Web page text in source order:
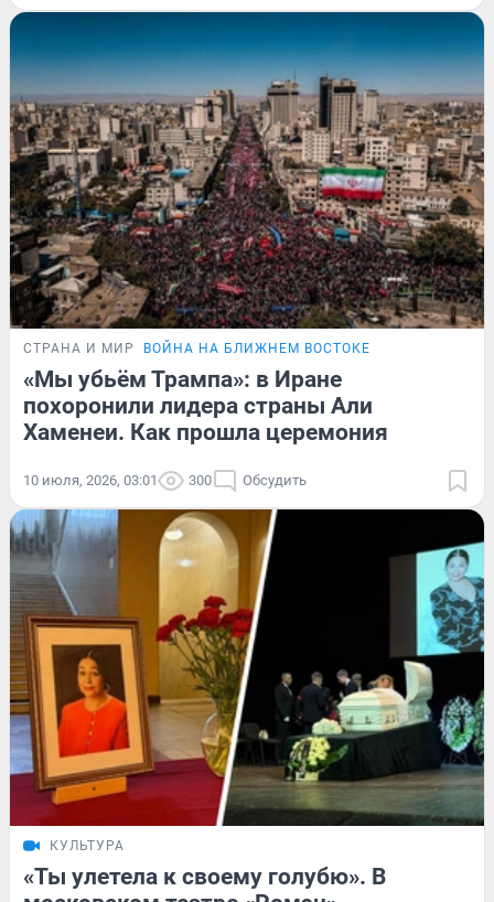
СТРАНА И МИР ВОЙНА НА БЛИЖНЕМ ВОСТОКЕ
«Мы убьём Трампа»: в Иране
похоронили лидера страны Али
Хаменеи. Как прошла церемония
10 июля, 2026, 03:01 300 Обсудить
КУЛЬТУРА
«Ты улетела к своему голубю». В